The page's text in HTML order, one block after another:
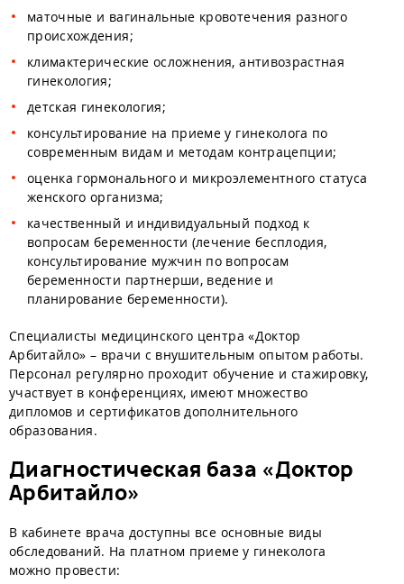
маточные и вагинальные кровотечения разного
происхождения;
климактерические осложнения, антивозрастная
гинекология;
детская гинекология;
консультирование на приеме у гинеколога по
современным видам и методам контрацепции;
оценка гормонального и микроэлементного статуса
женского организма;
качественный и индивидуальный подход к
вопросам беременности (лечение бесплодия,
консультирование мужчин по вопросам
беременности партнерши, ведение и
планирование беременности).
Специалисты медицинского центра «Доктор
Арбитайло» – врачи с внушительным опытом работы.
Персонал регулярно проходит обучение и стажировку,
участвует в конференциях, имеют множество
дипломов и сертификатов дополнительного
образования.
Диагностическая база «Доктор
Арбитайло»
В кабинете врача доступны все основные виды
обследований. На платном приеме у гинеколога
можно провести: